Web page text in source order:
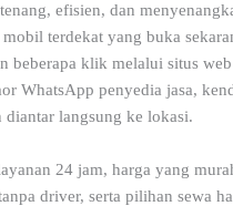
efisien, dan
terdekat yang buka
beberapa klik melalui situs web
WhatsApp penyedia jasa,
diantar langsung ke lokasi.
24 jam, harga yang
driver, serta pilihan sewa